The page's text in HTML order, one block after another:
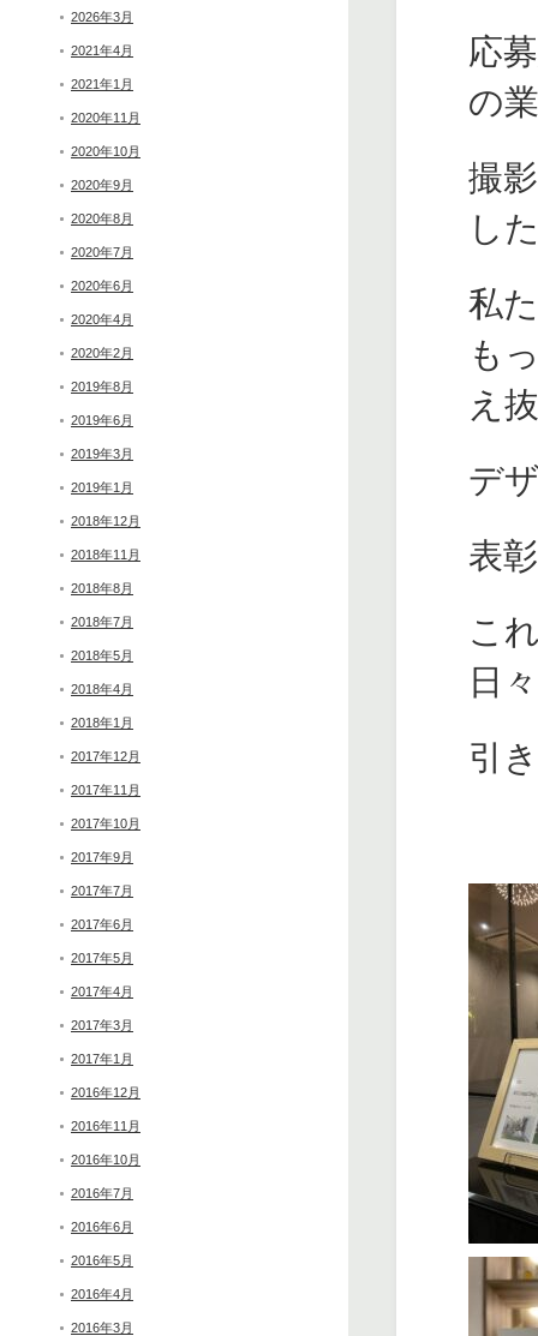
2026年3月
2021年4月
2021年1月
2020年11月
2020年10月
2020年9月
2020年8月
2020年7月
2020年6月
2020年4月
2020年2月
2019年8月
2019年6月
2019年3月
2019年1月
2018年12月
2018年11月
2018年8月
2018年7月
2018年5月
2018年4月
2018年1月
2017年12月
2017年11月
2017年10月
2017年9月
2017年7月
2017年6月
2017年5月
2017年4月
2017年3月
2017年1月
2016年12月
2016年11月
2016年10月
2016年7月
2016年6月
2016年5月
2016年4月
2016年3月
応
の
撮
し
私
も
え
デ
表
こ
日
引